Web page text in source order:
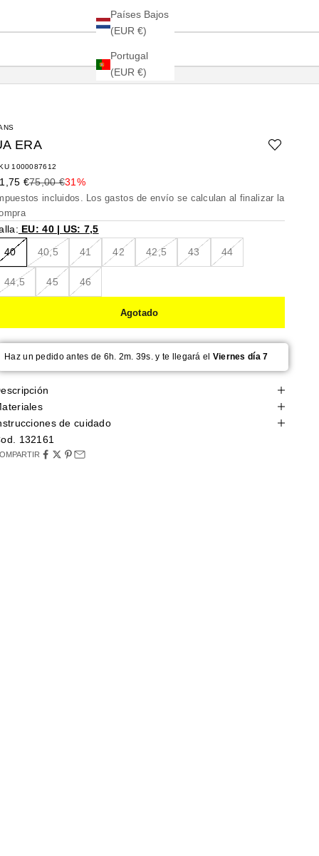
Países Bajos
(EUR €)
Portugal
(EUR €)
ERA
1000087612
de oferta
€Precio normal
75,00 €31%
incluidos. Losgastos de envío se calculan al finalizar la
EU: 40 | US: 7,5
40 40,5 41 42 42,5 43 44
44,5 45 46
Agotado
Haz un pedido antes de 6h. 2m. 38s. y te llegará el Viernes día 7
de cuidado
132161